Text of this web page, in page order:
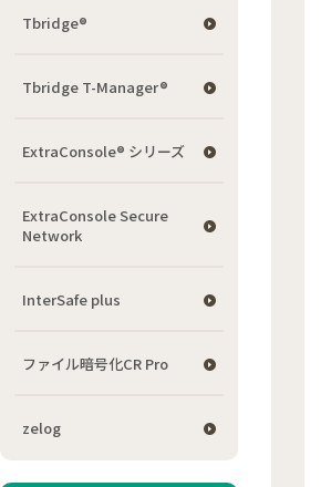
Tbridge®
Tbridge T-Manager®
ExtraConsole® シリーズ
ExtraConsole Secure
Network
InterSafe plus
ファイル暗号化CR Pro
zelog